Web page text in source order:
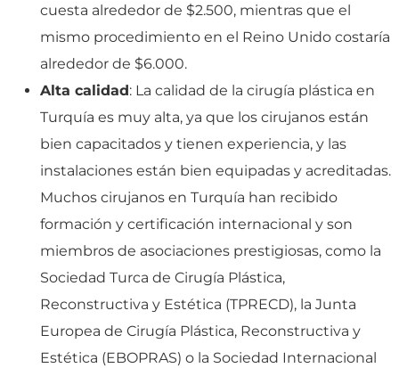
cuesta alrededor de $2.500, mientras que el
mismo procedimiento en el Reino Unido costaría
alrededor de $6.000.
Alta calidad: La calidad de la cirugía plástica en
Turquía es muy alta, ya que los cirujanos están
bien capacitados y tienen experiencia, y las
instalaciones están bien equipadas y acreditadas.
Muchos cirujanos en Turquía han recibido
formación y certificación internacional y son
miembros de asociaciones prestigiosas, como la
Sociedad Turca de Cirugía Plástica,
Reconstructiva y Estética (TPRECD), la Junta
Europea de Cirugía Plástica, Reconstructiva y
Estética (EBOPRAS) o la Sociedad Internacional